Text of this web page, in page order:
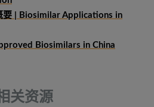
要 | Biosimilar Applications in
Biosimilars in China
关资源